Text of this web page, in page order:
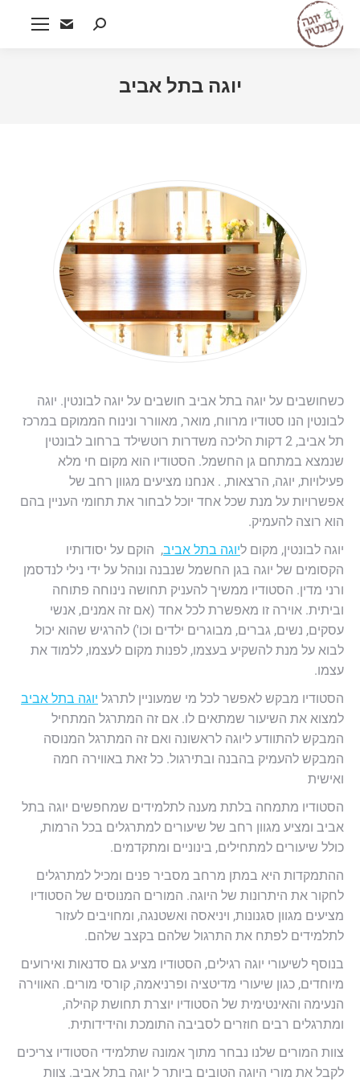
Search:
יוגה בתל אביב
כשחושבים על יוגה בתל אביב חושבים על יוגה לבונטין. יוגה
לבונטין הנו סטודיו מרווח, מואר, מאוורר ונינוח הממוקם במרכז
תל אביב, 2 דקות הליכה משדרות רוטשילד ברחוב לבונטין
שנמצא במתחם גן החשמל. הסטודיו הוא מקום חי מלא
פעילויות, יוגה, הרצאות, . אנחנו מציעים מגוון רחב של
אפשרויות על מנת שכל אחד יוכל לבחור את תחומי העניין בהם
הוא רוצה להעמיק.
יוגה לבונטין, מקום ליוגה בתל אביב, הוקם על יסודותיו
הקסומים של יוגה בגן החשמל שנבנה ונוהל על ידי נילי לנדסמן
ורני מדין. הסטודיו ממשיך להעניק תחושה נינוחה פתוחה
וביתית. אוירה זו מאפשרת לכל אחד (אם זה אמנים, אנשי
עסקים, נשים, גברים, מבוגרים ילדים וכו') להרגיש שהוא יכול
לבוא על מנת להשקיע בעצמו, לפנות מקום לעצמו, ללמוד את
עצמו.
הסטודיו מבקש לאפשר לכל מי שמעוניין לתרגל יוגה בתל אביב
למצוא את השיעור שמתאים לו. אם זה המתרגל המתחיל
המבקש להתוודע ליוגה לראשונה ואם זה המתרגל המנוסה
המבקש להעמיק בהבנה ובתירגול. כל זאת באווירה חמה
ואישית
הסטודיו מתמחה בלתת מענה לתלמידים שמחפשים יוגה בתל
אביב ומציע מגוון רחב של שיעורים למתרגלים בכל הרמות,
כולל שיעורים למתחילים, בינוניים ומתקדמים.
ההתמקדות היא במתן מרחב מסביר פנים ומכיל למתרגלים
לחקור את היתרונות של היוגה. המורים המנוסים של הסטודיו
מציעים מגוון סגנונות, ויניאסה ואשטנגה, ומחויבים לעזור
לתלמידים לפתח את התרגול שלהם בקצב שלהם.
בנוסף לשיעורי יוגה רגילים, הסטודיו מציע גם סדנאות ואירועים
מיוחדים, כגון שיעורי מדיטציה ופרניאמה, קורסי מורים. האווירה
הנעימה והאינטימית של הסטודיו יוצרת תחושת קהילה,
ומתרגלים רבים חוזרים לסביבה התומכת והידידותית.
צוות המורים שלנו נבחר מתוך אמונה שתלמידי הסטודיו צריכים
לקבל את מורי היוגה הטובים ביותר ל יוגה בתל אביב. צוות